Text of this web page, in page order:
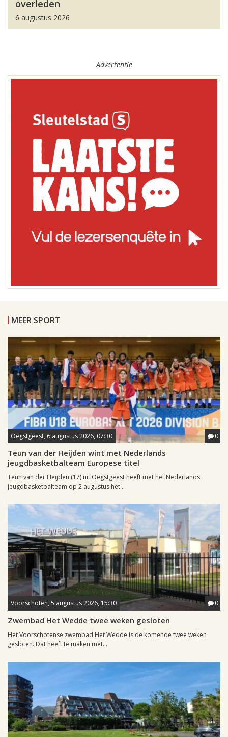
overleden
6 augustus 2026
Advertentie
MEER SPORT
Oegstgeest, 6 augustus 2026, 07:30 0
Teun van der Heijden wint met Nederlands
jeugdbasketbalteam Europese titel
Teun van der Heijden (17) uit Oegstgeest heeft met het Nederlands
jeugdbasketbalteam op 2 augustus het...
Voorschoten, 5 augustus 2026, 15:30 0
Zwembad Het Wedde twee weken gesloten
Het Voorschotense zwembad Het Wedde is de komende twee weken
gesloten. Dat heeft te maken met...